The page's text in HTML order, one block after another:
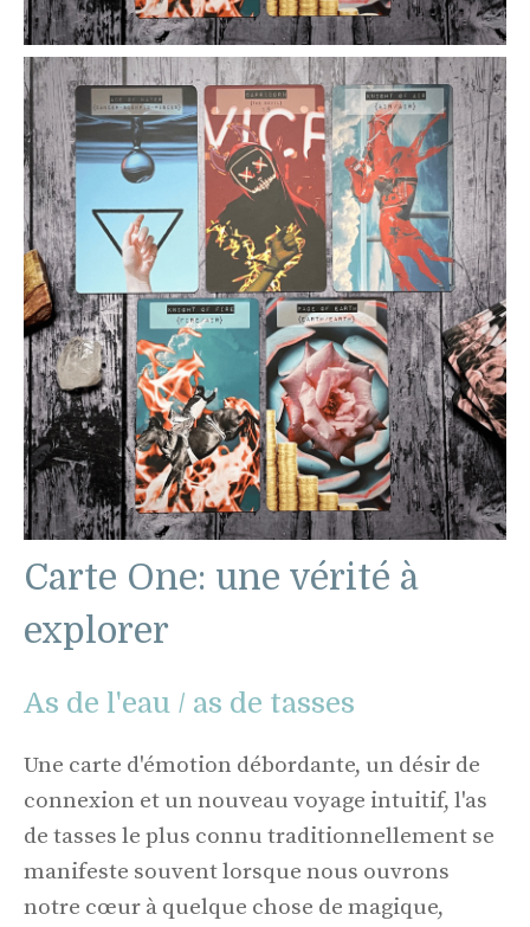
Carte One: une vérité à
explorer
As de l'eau / as de tasses
Une carte d'émotion débordante, un désir de
connexion et un nouveau voyage intuitif, l'as
de tasses le plus connu traditionnellement se
manifeste souvent lorsque nous ouvrons
notre cœur à quelque chose de magique,